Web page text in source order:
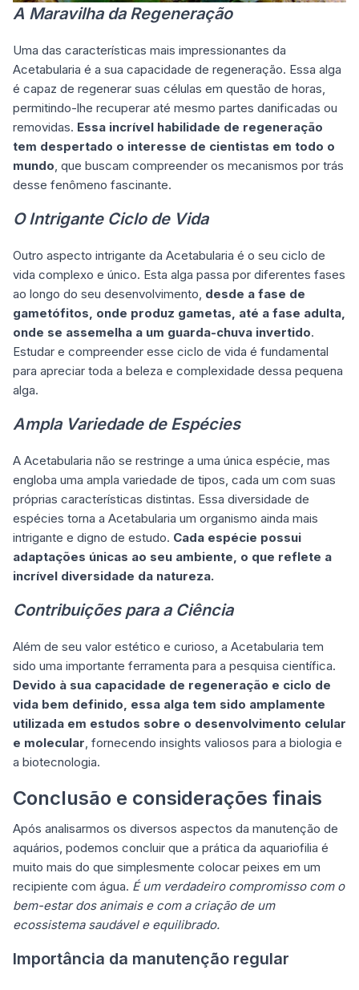
A Maravilha da Regeneração
Uma das características mais impressionantes da
Acetabularia é a sua capacidade de regeneração. Essa alga
é capaz de regenerar suas células em questão de horas,
permitindo-lhe recuperar até mesmo partes danificadas ou
removidas. Essa incrível habilidade de regeneração
tem despertado o interesse de cientistas em todo o
mundo, que buscam compreender os mecanismos por trás
desse fenômeno fascinante.
O Intrigante Ciclo de Vida
Outro aspecto intrigante da Acetabularia é o seu ciclo de
vida complexo e único. Esta alga passa por diferentes fases
ao longo do seu desenvolvimento, desde a fase de
gametófitos, onde produz gametas, até a fase adulta,
onde se assemelha a um guarda-chuva invertido.
Estudar e compreender esse ciclo de vida é fundamental
para apreciar toda a beleza e complexidade dessa pequena
alga.
Ampla Variedade de Espécies
A Acetabularia não se restringe a uma única espécie, mas
engloba uma ampla variedade de tipos, cada um com suas
próprias características distintas. Essa diversidade de
espécies torna a Acetabularia um organismo ainda mais
intrigante e digno de estudo. Cada espécie possui
adaptações únicas ao seu ambiente, o que reflete a
incrível diversidade da natureza.
Contribuições para a Ciência
Além de seu valor estético e curioso, a Acetabularia tem
sido uma importante ferramenta para a pesquisa científica.
Devido à sua capacidade de regeneração e ciclo de
vida bem definido, essa alga tem sido amplamente
utilizada em estudos sobre o desenvolvimento celular
e molecular, fornecendo insights valiosos para a biologia e
a biotecnologia.
Conclusão e considerações finais
Após analisarmos os diversos aspectos da manutenção de
aquários, podemos concluir que a prática da aquariofilia é
muito mais do que simplesmente colocar peixes em um
recipiente com água. É um verdadeiro compromisso com o
bem-estar dos animais e com a criação de um
ecossistema saudável e equilibrado.
Importância da manutenção regular